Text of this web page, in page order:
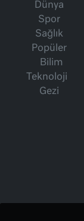
Dünya
Spor
Sağlık
Popüler
Bilim
Teknoloji
Gezi